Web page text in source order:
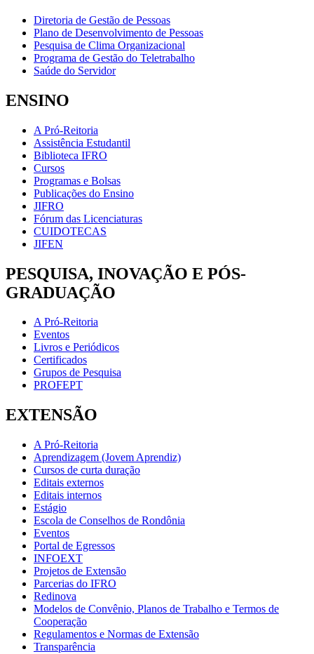
Diretoria de Gestão de Pessoas
Plano de Desenvolvimento de Pessoas
Pesquisa de Clima Organizacional
Programa de Gestão do Teletrabalho
Saúde do Servidor
ENSINO
A Pró-Reitoria
Assistência Estudantil
Biblioteca IFRO
Cursos
Programas e Bolsas
Publicações do Ensino
JIFRO
Fórum das Licenciaturas
CUIDOTECAS
JIFEN
PESQUISA, INOVAÇÃO E PÓS-
GRADUAÇÃO
A Pró-Reitoria
Eventos
Livros e Periódicos
Certificados
Grupos de Pesquisa
PROFEPT
EXTENSÃO
A Pró-Reitoria
Aprendizagem (Jovem Aprendiz)
Cursos de curta duração
Editais externos
Editais internos
Estágio
Escola de Conselhos de Rondônia
Eventos
Portal de Egressos
INFOEXT
Projetos de Extensão
Parcerias do IFRO
Redinova
Modelos de Convênio, Planos de Trabalho e Termos de
Cooperação
Regulamentos e Normas de Extensão
Transparência